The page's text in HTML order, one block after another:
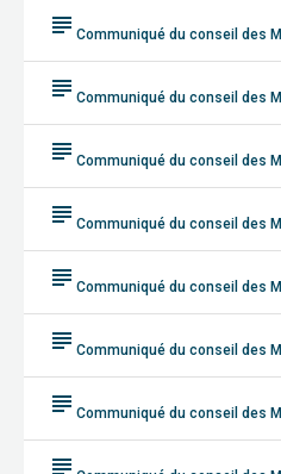
subject Communiqué du conseil des
subject Communiqué du conseil des
subject Communiqué du conseil des
subject Communiqué du conseil des
subject Communiqué du conseil des
subject Communiqué du conseil des
subject Communiqué du conseil des
subject